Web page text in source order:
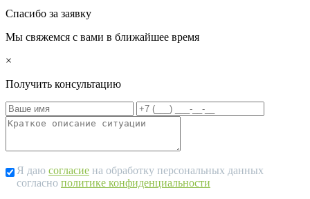
Спасибо за заявку
Мы свяжемся с вами в ближайшее время
×
Получить консультацию
Я даю согласие на обработку персональных данных
согласно политике конфиденциальности